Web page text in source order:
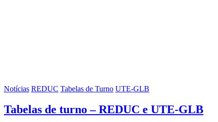
Notícias REDUC Tabelas de Turno UTE-GLB
Tabelas de turno – REDUC e UTE-GLB